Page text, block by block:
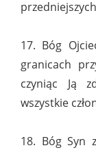
17. Bóg
granicach
czyniąc Ją
wszystkie
18. Bóg Syn